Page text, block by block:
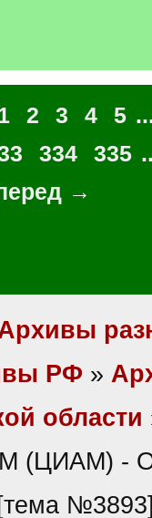
2 3 4 5
334 335
→
РФ »
области
(ЦИАМ) -